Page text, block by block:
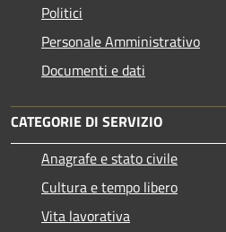
Politici
Personale Amministrativo
Documenti e dati
CATEGORIE DI SERVIZIO
Anagrafe e stato civile
Cultura e tempo libero
Vita lavorativa